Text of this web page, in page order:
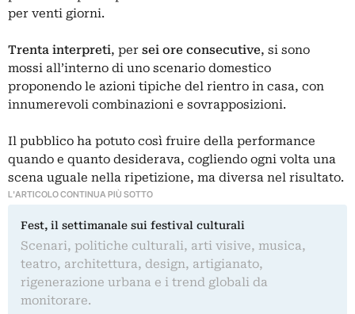
per venti giorni.
Trenta interpreti, per sei ore consecutive, si sono
mossi all’interno di uno scenario domestico
proponendo le azioni tipiche del rientro in casa, con
innumerevoli combinazioni e sovrapposizioni.
Il pubblico ha potuto così fruire della performance
quando e quanto desiderava, cogliendo ogni volta una
scena uguale nella ripetizione, ma diversa nel risultato.
L'ARTICOLO CONTINUA PIÙ SOTTO
Fest, il settimanale sui festival culturali
Scenari, politiche culturali, arti visive, musica,
teatro, architettura, design, artigianato,
rigenerazione urbana e i trend globali da
monitorare.